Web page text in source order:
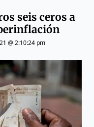
seis ceros a
@ 2:10:24 pm